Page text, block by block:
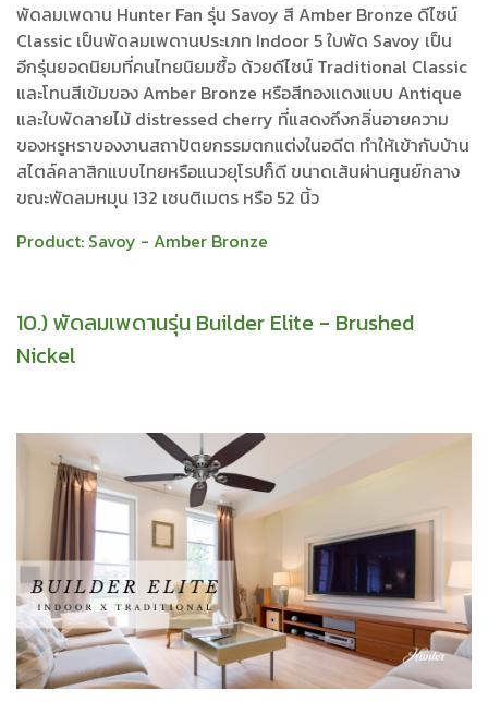
พัดลมเพดาน Hunter Fan รุ่น Savoy สี Amber Bronze ดีไซน์
Classic เป็นพัดลมเพดานประเภท Indoor 5 ใบพัด Savoy เป็น
อีกรุ่นยอดนิยมที่คนไทยนิยมซื้อ ด้วยดีไซน์ Traditional Classic
และโทนสีเข้มของ Amber Bronze หรือสีทองแดงแบบ Antique
และใบพัดลายไม้ distressed cherry ที่แสดงถึงกลิ่นอายความ
ของหรูหราของงานสถาปัตยกรรมตกแต่งในอดีต ทำให้เข้ากับบ้าน
สไตล์คลาสิกแบบไทยหรือแนวยุโรปก็ดี ขนาดเส้นผ่านศูนย์กลาง
ขณะพัดลมหมุน 132 เซนติเมตร หรือ 52 นิ้ว
Product: Savoy - Amber Bronze
10.) พัดลมเพดานรุ่น Builder Elite - Brushed
Nickel